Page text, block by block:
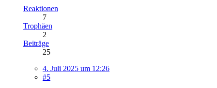
Reaktionen
7
Trophäen
2
Beiträge
25
4. Juli 2025 um 12:26
#5